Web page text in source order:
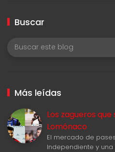
Buscar
Más leídas
Los zagueros que
Lomónaco
El mercado de
Independiente y